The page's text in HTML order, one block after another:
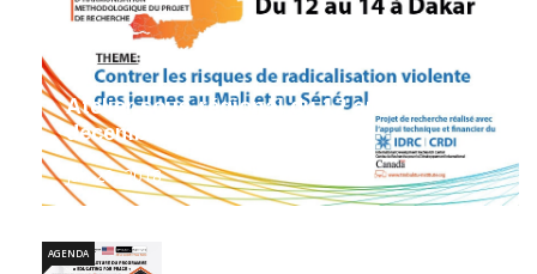
Atelier sous-régional du 12 au 14
décembre 2017
Jan 20, 2018
AGENDA